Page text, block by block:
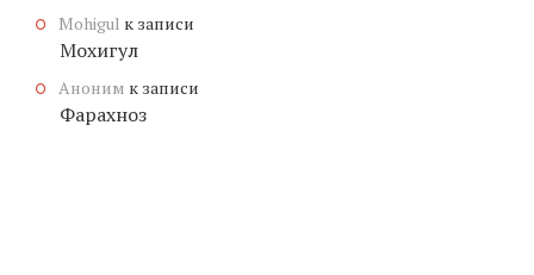
Mohigul к записи
Мохигул
Аноним к записи
Фарахноз